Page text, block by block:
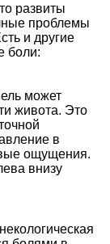
развиты
проблемы
и другие
боли:
может
живота. Это
в
ощущения.
внизу